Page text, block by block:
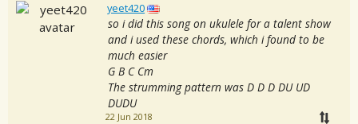
yeet420
so i did this song on ukulele for a talent show
and i used these chords, which i found to be
much easier
G B C Cm
The strumming pattern was D D D DU UD
DUDU
22 Jun 2018